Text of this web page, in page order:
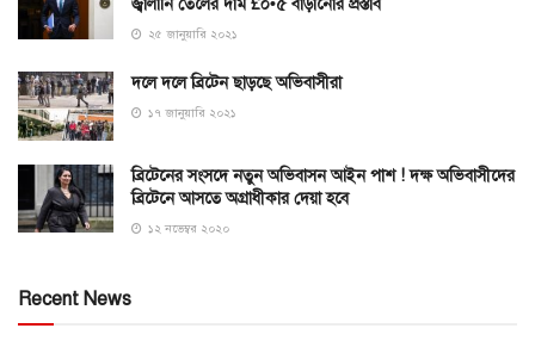
জ্বালানি তেলের দাম £০•৫ বাড়ানোর প্রস্তাব
২৫ জানুয়ারি ২০২১
দলে দলে ব্রিটেন ছাড়ছে অভিবাসীরা
১৭ জানুয়ারি ২০২১
ব্রিটেনের সংসদে নতুন অভিবাসন আইন পাশ ! দক্ষ অভিবাসীদের
ব্রিটেনে আসতে অগ্রাধীকার দেয়া হবে
১২ নভেম্বর ২০২০
Recent News